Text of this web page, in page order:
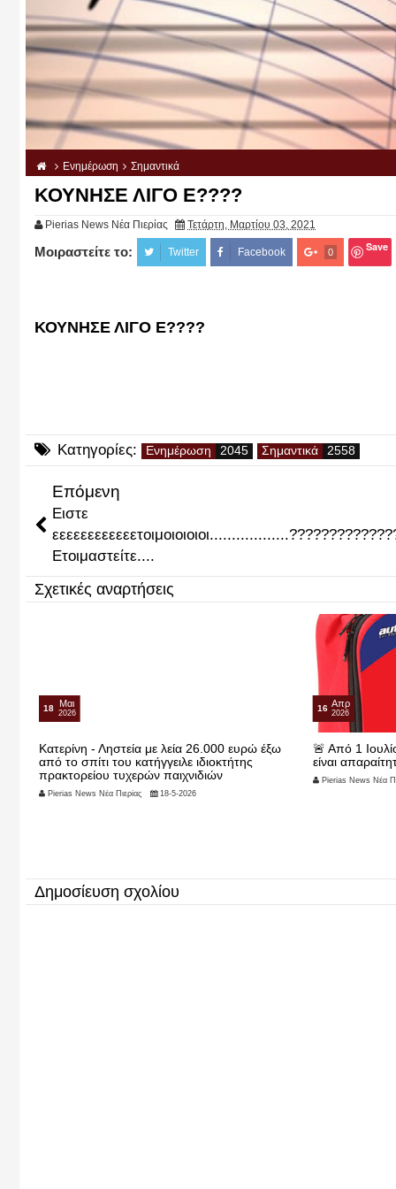
Ενημέρωση Σημαντικά
ΚΟΥΝΗΣΕ ΛΙΓΟ Ε????
Pierias News Νέα Πιερίας Τετάρτη, Μαρτίου 03, 2021
Μοιραστείτε το: Twitter Facebook 0 Save
ΚΟΥΝΗΣΕ ΛΙΓΟ Ε????
Κατηγορίες: Ενημέρωση Σημαντικά
Επόμενη
Ειστε
Ετοιμαστείτε....
Σχετικές αναρτήσεις
18 Μαι
2026
Κατερίνη - Ληστεία με λεία 26.000 ευρώ έξω
από το σπίτι του κατήγγειλε ιδιοκτήτης
πρακτορείου τυχερών παιχνιδιών
Pierias News Νέα Πιερίας 18-5-2026
16 Απρ
2026
🚨 Από 1
είναι
Pierias News Νέα
Δημοσίευση σχολίου